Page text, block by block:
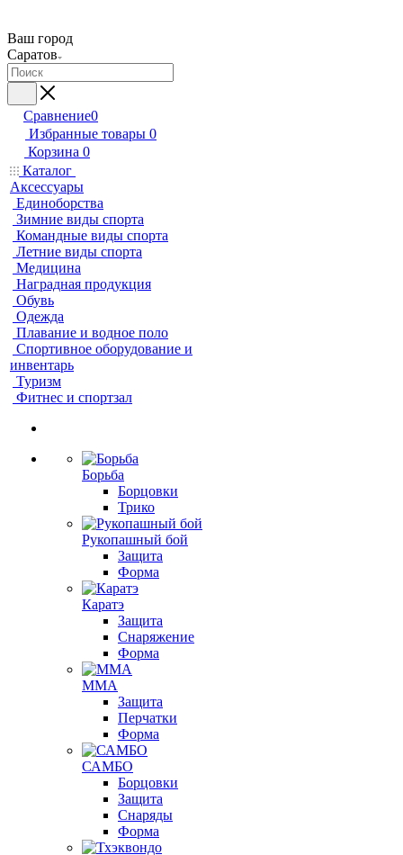
Ваш город
Саратов
Сравнение0
Избранные товары 0
Корзина 0
Каталог
Аксессуары
Единоборства
Зимние виды спорта
Командные виды спорта
Летние виды спорта
Медицина
Наградная продукция
Обувь
Одежда
Плавание и водное поло
Спортивное оборудование и
инвентарь
Туризм
Фитнес и спортзал
Борьба
Борцовки
Трико
Рукопашный бой
Защита
Форма
Каратэ
Защита
Снаряжение
Форма
ММА
Защита
Перчатки
Форма
САМБО
Борцовки
Защита
Снаряды
Форма